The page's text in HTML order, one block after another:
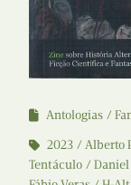
Antologias
2023
Alberto
Tentáculo